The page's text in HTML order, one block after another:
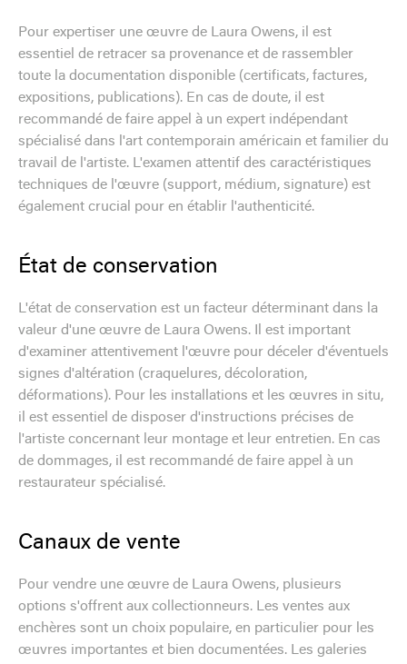
Pour expertiser une œuvre de Laura Owens, il est
essentiel de retracer sa provenance et de rassembler
toute la documentation disponible (certificats, factures,
expositions, publications). En cas de doute, il est
recommandé de faire appel à un expert indépendant
spécialisé dans l'art contemporain américain et familier du
travail de l'artiste. L'examen attentif des caractéristiques
techniques de l'œuvre (support, médium, signature) est
également crucial pour en établir l'authenticité.
État de conservation
L'état de conservation est un facteur déterminant dans la
valeur d'une œuvre de Laura Owens. Il est important
d'examiner attentivement l'œuvre pour déceler d'éventuels
signes d'altération (craquelures, décoloration,
déformations). Pour les installations et les œuvres in situ,
il est essentiel de disposer d'instructions précises de
l'artiste concernant leur montage et leur entretien. En cas
de dommages, il est recommandé de faire appel à un
restaurateur spécialisé.
Canaux de vente
Pour vendre une œuvre de Laura Owens, plusieurs
options s'offrent aux collectionneurs. Les ventes aux
enchères sont un choix populaire, en particulier pour les
œuvres importantes et bien documentées. Les galeries